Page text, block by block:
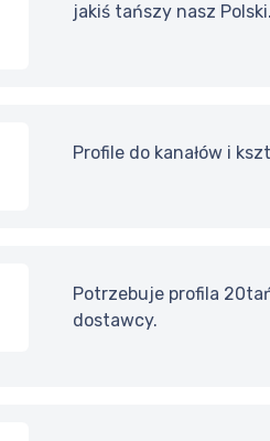
jakiś tańszy nasz Polski.
Profile do kanałów i
Potrzebuje profila
dostawcy.